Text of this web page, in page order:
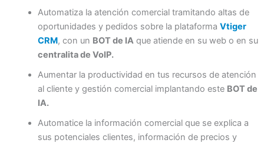
Automatiza la atención comercial tramitando altas de
oportunidades y pedidos sobre la plataforma Vtiger
CRM, con un BOT de IAque atiende en su web o en su
centralita de VoIP.
Aumentar la productividad en tus recursos de atención
al cliente y gestión comercial implantando este BOT de
IA.
Automatice la información comercial que se explica a
sus potenciales clientes, información de precios y